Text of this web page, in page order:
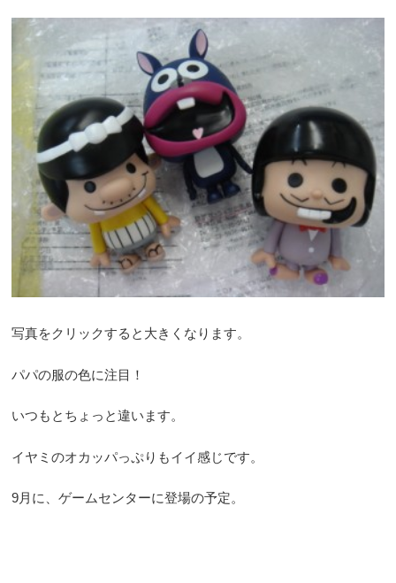
写真をクリックすると大きくなります。
パパの服の色に注目！
いつもとちょっと違います。
イヤミのオカッパっぷりもイイ感じです。
9月に、ゲームセンターに登場の予定。